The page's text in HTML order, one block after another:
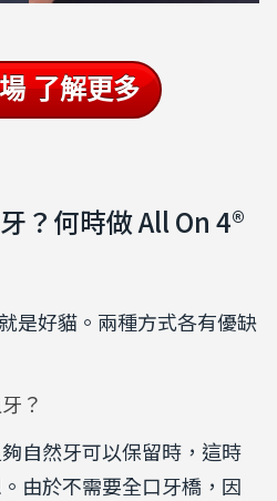
了解更多
？ 何時做 All On 4®
是好貓。兩種方式各有優缺
？
自然牙可以保留時，這時
由於不需要全口牙橋，因